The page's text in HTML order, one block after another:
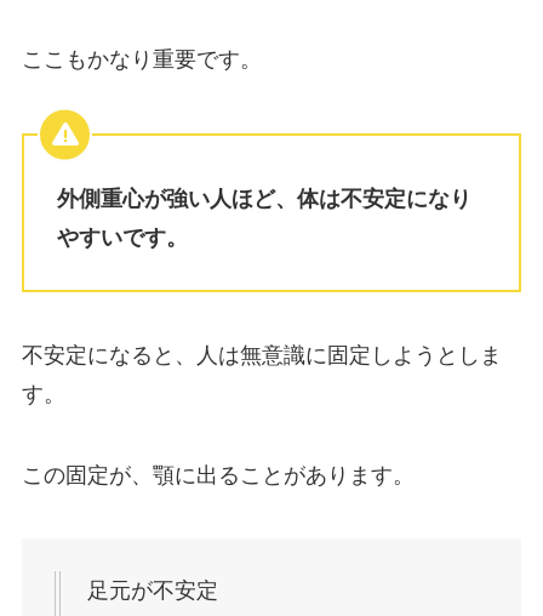
ここもかなり重要です。
外側重心が強い人ほど、体は不安定になり
やすいです。
不安定になると、人は無意識に固定しようとしま
す。
この固定が、顎に出ることがあります。
足元が不安定